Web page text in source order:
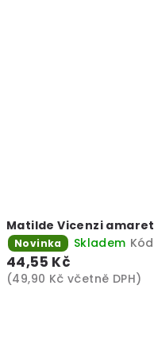
Matilde Vicenzi
Novinka Skladem
44,55 Kč
(49,90 Kč včetně DPH)